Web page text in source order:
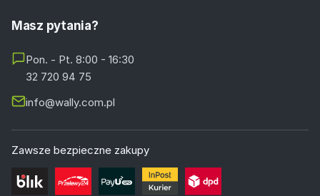
Masz pytania?
Pon. - Pt. 8:00 - 16:30
32 720 94 75
info@wally.com.pl
Zawsze bezpieczne zakupy